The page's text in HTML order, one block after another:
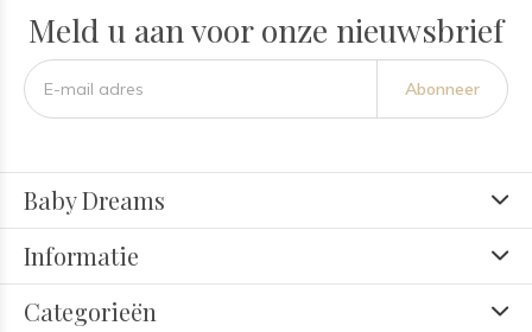
Meld u aan voor onze nieuwsbrief
Abonneer
Baby Dreams
Informatie
Categorieën